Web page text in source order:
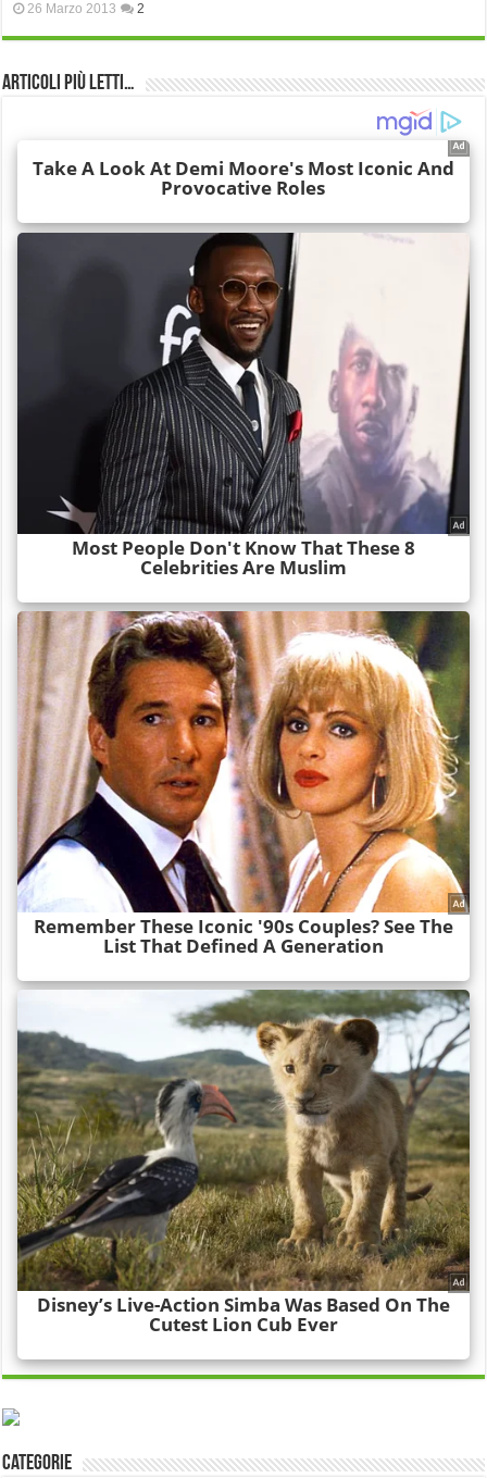
26 Marzo 2013 2
Articoli più Letti…
Categorie